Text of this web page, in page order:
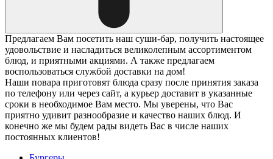
Предлагаем Вам посетить наш суши-бар, получить настоящее
удовольствие и насладиться великолепным ассортиментом
блюд, и приятными акциями. А также предлагаем
воспользоваться службой доставки на дом!
Наши повара приготовят блюда сразу после принятия заказа
по телефону или через сайт, а курьер доставит в указанные
сроки в необходимое Вам место. Мы уверены, что Вас
приятно удивит разнообразие и качество наших блюд. И
конечно же мы будем рады видеть Вас в числе наших
постоянных клиентов!